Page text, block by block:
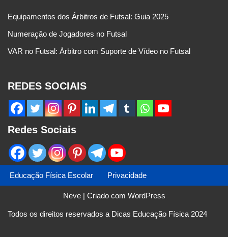
Equipamentos dos Árbitros de Futsal: Guia 2025
Numeração de Jogadores no Futsal
VAR no Futsal: Árbitro com Suporte de Vídeo no Futsal
REDES SOCIAIS
Redes Sociais
Educação Física Escolar Privacidade
Neve| Criado com WordPress
Todos os direitos reservados a Dicas Educação Física 2024